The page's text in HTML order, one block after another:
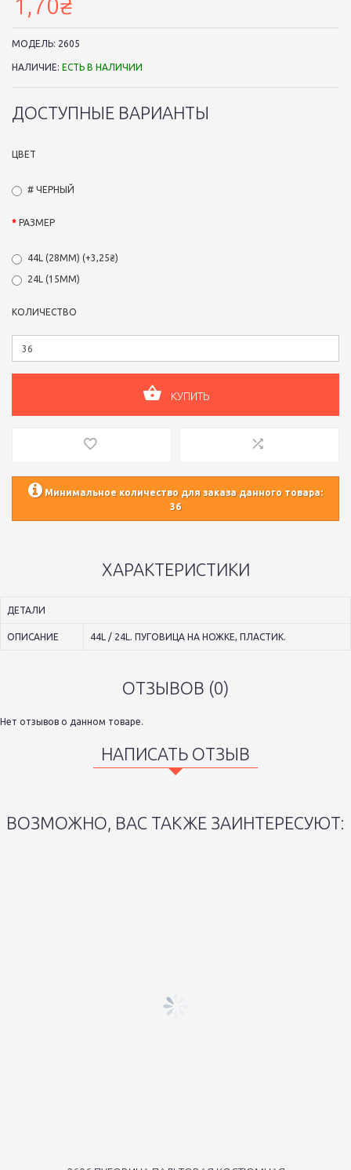
1,70₴
МОДЕЛЬ: 2605
НАЛИЧИЕ: ЕСТЬ В НАЛИЧИИ
ДОСТУПНЫЕ ВАРИАНТЫ
ЦВЕТ
# ЧЕРНЫЙ
РАЗМЕР
44L (28ММ) (+3,25₴)
24L (15ММ)
КОЛИЧЕСТВО
КУПИТЬ
Минимальное количество для заказа данного товара:
36
ХАРАКТЕРИСТИКИ
ДЕТАЛИ
ОПИСАНИЕ 44L / 24L. ПУГОВИЦА НА НОЖКЕ, ПЛАСТИК.
ОТЗЫВОВ (0)
Нет отзывов о данном товаре.
НАПИСАТЬ ОТЗЫВ
ВОЗМОЖНО, ВАС ТАКЖЕ ЗАИНТЕРЕСУЮТ: